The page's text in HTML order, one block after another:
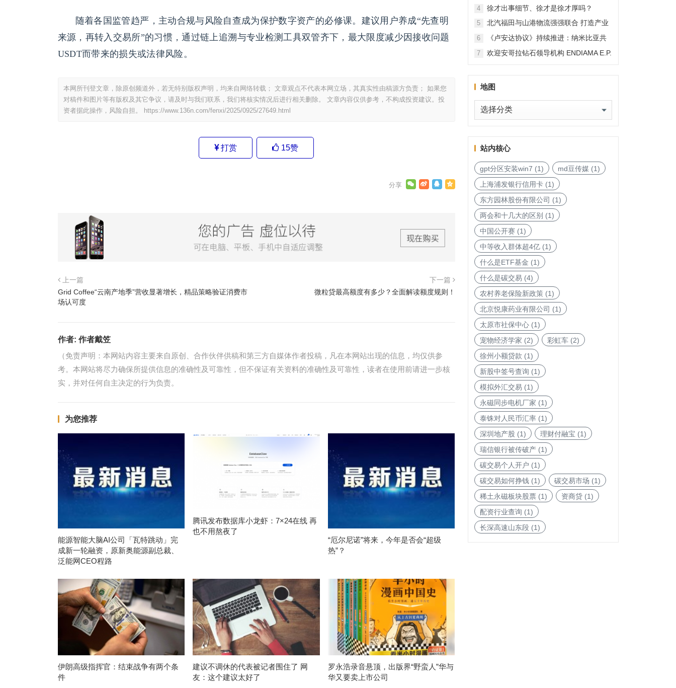
随着各国监管趋严，主动合规与风险自查成为保护数字资产的必修课。建议用户养成“先查明
来源，再转入交易所”的习惯，通过链上追溯与专业检测工具双管齐下，最大限度减少因接收问题
USDT而带来的损失或法律风险。
本网所刊登文章，除原创频道外，若无特别版权声明，均来自网络转载； 文章观点不代表本网立场，其真实性由稿源方负责； 如果您
对稿件和图片等有版权及其它争议，请及时与我们联系，我们将核实情况后进行相关删除。 文章内容仅供参考，不构成投资建议。投
资者据此操作，风险自担。
https://www.136n.com/fenxi/2025/0925/27649.html
打赏 15赞
上一篇
Grid Coffee“云南产地季”营收显著增长，精品策略验证消费市
场认可度
下一篇
微粒贷最高额度有多少？全面解读额度规则！
作者: 作者戴笠
（免责声明：本网站内容主要来自原创、合作伙伴供稿和第三方自媒体作者投稿，凡在本网站出现的信息，均仅供参
考。本网站将尽力确保所提供信息的准确性及可靠性，但不保证有关资料的准确性及可靠性，读者在使用前请进一步核
实，并对任何自主决定的行为负责。
为您推荐
能源智能大脑AI公司「瓦特跳动」完
成新一轮融资，原新奥能源副总裁、
泛能网CEO程路
腾讯发布数据库小龙虾：7×24在线 再
也不用熬夜了
“厄尔尼诺”将来，今年是否会“超级
热”？
伊朗高级指挥官：结束战争有两个条
件
建议不调休的代表被记者围住了 网
友：这个建议太好了
罗永浩录音悬顶，出版界“野蛮人”华与
华又要卖上市公司
4 徐才出事细节、徐才是徐才厚吗？
5
北汽福田与山港物流强强联合 打造产业
融合新范本
6
《卢安达协议》持续推进：纳米比亚共
和国加入，印度宝石与珠宝出口促进委
员会与迪拜多种商品交易中心启动加入
7
欢迎安哥拉钻石领导机构 ENDIAMA E.P.
地图
地
图
站内核心
gpt分区安装win7 (1) md豆传媒(1)
上海浦发银行信用卡(1)
东方园林股份有限公司 (1)
两会和十几大的区别 (1)
中国公开赛(1)
中等收入群体超4亿(1)
什么是ETF基金 (1)
什么是碳交易 (4)
农村养老保险新政策(1)
北京悦康药业有限公司 (1)
太原市社保中心(1)
宠物经济学家 (2) 彩虹车(2)
徐州小额贷款 (1)
新股中签号查询 (1)
模拟外汇交易 (1)
永磁同步电机厂家 (1)
泰铢对人民币汇率(1)
深圳地产股 (1) 理财付融宝 (1)
瑞信银行被传破产(1)
碳交易个人开户 (1)
碳交易如何挣钱(1) 碳交易市场 (1)
稀土永磁板块股票(1) 资商贷(1)
配资行业查询 (1)
长深高速山东段(1)